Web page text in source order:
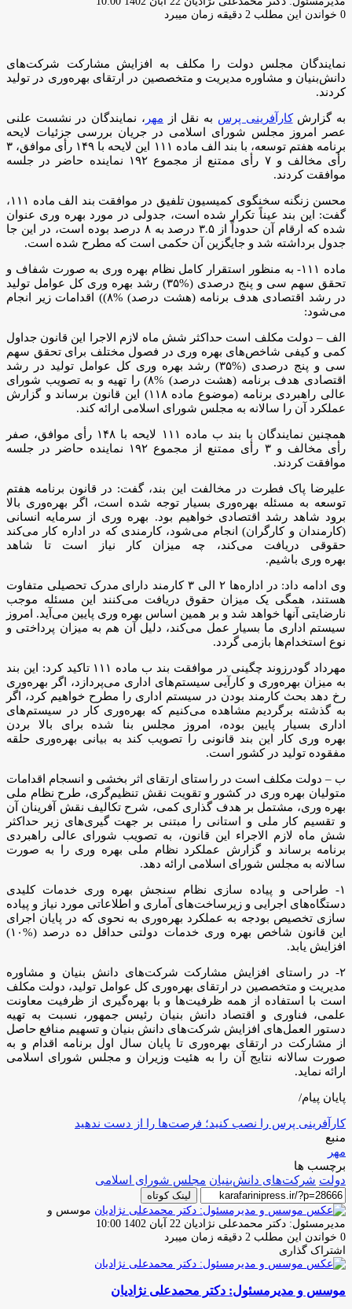
ایمیل
0 خواندن این مطلب 2 دقیقه زمان میبرد
نمایندگان مجلس دولت را مکلف به افزایش مشارکت شرکت‌های
دانش‌بنیان و مشاوره مدیریت و متخصصین در ارتقای بهره‌وری در تولید
کردند.
به گزارشکارآفرینی پرس به نقل از مهر ، نمایندگان در نشست علنی
عصر امروز مجلس شورای اسلامی در جریان بررسی جزئیات لایحه
برنامه هفتم توسعه، با بند الف ماده ۱۱۱ این لایحه با ۱۴۹ رأی موافق، ۳
رأی مخالف و ۷ رأی ممتنع از مجموع ۱۹۲ نماینده حاضر در جلسه
موافقت کردند.
محسن زنگنه سخنگوی کمیسیون تلفیق در موافقت بند الف ماده ۱۱۱،
گفت: این بند عیناً تکرار شده است، جدولی در مورد بهره وری عنوان
شده که ارقام آن حدوداً از ۳.۵ درصد به ۸ درصد بوده است، در این جا
جدول برداشته شد و جایگزین آن حکمی است که مطرح شده است.
ماده ۱۱۱- به منظور استقرار کامل نظام بهره وری به صورت شفاف و
تحقق سهم سی و پنج درصدی (%۳۵) رشد بهره وری کل عوامل تولید
در رشد اقتصادی هدف برنامه (هشت درصد) %۸)) اقدامات زیر انجام
می‌شود:
الف – دولت مکلف است حداکثر شش ماه لازم الاجرا این قانون جداول
کمی و کیفی شاخص‌های بهره وری در فصول مختلف برای تحقق سهم
سی و پنج درصدی (%۳۵) رشد بهره وری کل عوامل تولید در رشد
اقتصادی هدف برنامه (هشت درصد) %۸) را تهیه و به تصویب شورای
عالی راهبردی برنامه (موضوع ماده ۱۱۸) این قانون برساند و گزارش
عملکرد آن را سالانه به مجلس شورای اسلامی ارائه کند.
همچنین نمایندگان با بند ب ماده ۱۱۱ لایحه با ۱۴۸ رأی موافق، صفر
رأی مخالف و ۳ رأی ممتنع از مجموع ۱۹۲ نماینده حاضر در جلسه
موافقت کردند.
علیرضا پاک فطرت در مخالفت این بند، گفت: در قانون برنامه هفتم
توسعه به مسئله بهره‌وری بسیار توجه شده است، اگر بهره‌وری بالا
برود شاهد رشد اقتصادی خواهیم بود. بهره وری از سرمایه انسانی
(کارمندان و کارگران) انجام می‌شود، کارمندی که در اداره کار می‌کند
حقوقی دریافت می‌کند، چه میزان کار نیاز است تا شاهد
بهره وری باشیم.
وی ادامه داد: در اداره‌ها ۲ الی ۳ کارمند دارای مدرک تحصیلی متفاوت
هستند، همگی یک میزان حقوق دریافت می‌کنند این مسئله موجب
نارضایتی آنها خواهد شد و بر همین اساس بهره وری پایین می‌آید. امروز
سیستم اداری ما بسیار عمل می‌کند، دلیل آن هم به میزان پرداختی و
نوع استخدام‌ها بازمی گردد.
مهرداد گودرزوند چگینی در موافقت بند ب ماده ۱۱۱ تاکید کرد: این بند
به میزان بهره‌وری و کارآیی سیستم‌های اداری می‌پردازد، اگر بهره‌وری
رخ دهد بحث کارمند بودن در سیستم اداری را مطرح خواهیم کرد، اگر
به گذشته برگردیم مشاهده می‌کنیم که بهره‌وری کار در سیستم‌های
اداری بسیار پایین بوده، امروز مجلس بنا شده برای بالا بردن
بهره وری کار این بند قانونی را تصویب کند به بیانی بهره‌وری حلقه
مفقوده تولید در کشور است.
ب – دولت مکلف است در راستای ارتقای اثر بخشی و انسجام اقدامات
متولیان بهره وری در کشور و تقویت نقش تنظیم‌گری، طرح نظام ملی
بهره وری، مشتمل بر هدف گذاری کمی، شرح تکالیف نقش آفرینان آن
و تقسیم کار ملی و استانی را مبتنی بر جهت گیری‌های زیر حداکثر
شش ماه لازم الاجراء این قانون، به تصویب شورای عالی راهبردی
برنامه برساند و گزارش عملکرد نظام ملی بهره وری را به صورت
سالانه به مجلس شورای اسلامی ارائه دهد.
۱- طراحی و پیاده سازی نظام سنجش بهره وری خدمات کلیدی
دستگاه‌های اجرایی و زیرساخت‌های آماری و اطلاعاتی مورد نیاز و پیاده
سازی تخصیص بودجه به عملکرد بهره‌وری به نحوی که در پایان اجرای
این قانون شاخص بهره وری خدمات دولتی حداقل ده درصد (%۱۰)
افزایش یابد.
۲- در راستای افزایش مشارکت شرکت‌های دانش بنیان و مشاوره
مدیریت و متخصصین در ارتقای بهره‌وری کل عوامل تولید، دولت مکلف
است با استفاده از همه ظرفیت‌ها و با بهره‌گیری از ظرفیت معاونت
علمی، فناوری و اقتصاد دانش بنیان رئیس جمهور، نسبت به تهیه
دستور العمل‌های افزایش شرکت‌های دانش بنیان و تسهیم منافع حاصل
از مشارکت در ارتقای بهره‌وری تا پایان سال اول برنامه اقدام و به
صورت سالانه نتایج آن را به هئیت وزیران و مجلس شورای اسلامی
ارائه نماید.
پایان پیام/
کارآفرینی پرس را نصب کنید؛ فرصت‌ها را از دست ندهید
منبع
مهر
برچسب ها
دولت شرکت‌های دانش‌بنیان مجلس شورای اسلامی
لینک کوتاه
موسس و
مدیرمسئول: دکتر محمدعلی نژادیان ارسال
ایمیل
22 آبان 1402 10:00
0 خواندن این مطلب 2 دقیقه زمان میبرد
اشتراک گذاری
فیس
توئیتر
لینکدین
واتس
تلگرام
اشتراک
از
چاپ
موسس و مدیرمسئول: دکتر محمدعلی نژادیان